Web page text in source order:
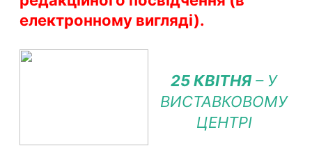
електронному вигляді).
25 КВІТНЯ– У
ВИСТАВКОВОМУ
ЦЕНТРІ